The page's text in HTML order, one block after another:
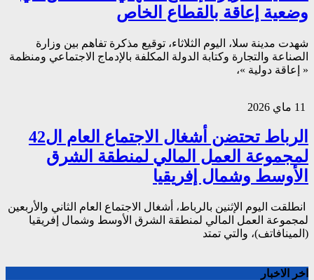
وضعية إعاقة بالقطاع الخاص
شهدت مدينة سلا، اليوم الثلاثاء، توقيع مذكرة تفاهم بين وزارة
الصناعة والتجارة وكتابة الدولة المكلفة بالإدماج الاجتماعي ومنظمة
« إعاقة دولية »،
الرباط تحتضن أشغال الاجتماع العام ال42
لمجموعة العمل المالي لمنطقة الشرق
الأوسط وشمال إفريقيا
انطلقت اليوم الإثنين بالرباط، أشغال الاجتماع العام الثاني والأربعين
لمجموعة العمل المالي لمنطقة الشرق الأوسط وشمال إفريقيا
(المينافاتف)، والتي تمتد
اخر الاخبار